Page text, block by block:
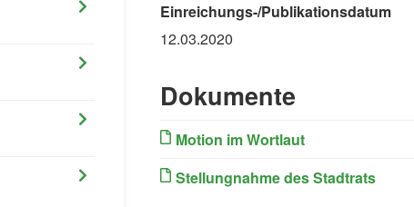
Einreichungs-/Publikationsdatum
12.03.2020
Dokumente
Motion im Wortlaut
Stellungnahme des Stadtrats